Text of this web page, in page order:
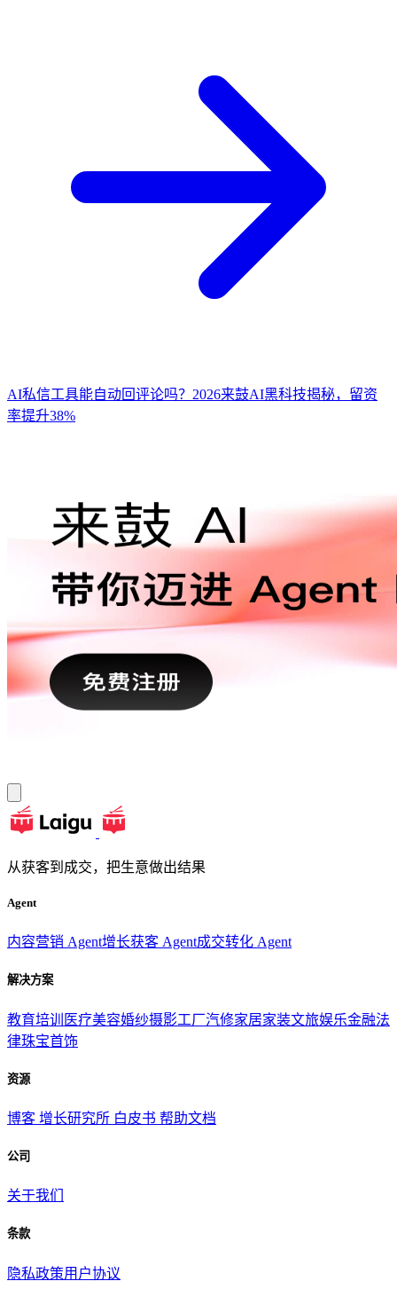
AI私信工具能自动回评论吗？2026来鼓AI黑科技揭秘，留资
率提升38%
从获客到成交，把生意做出结果
Agent
内容营销 Agent增长获客 Agent成交转化 Agent
解决方案
教育培训 医疗美容婚纱摄影工厂汽修家居家装文旅娱乐金融法
律珠宝首饰
资源
博客 增长研究所 白皮书 帮助文档
公司
关于我们
条款
隐私政策用户协议